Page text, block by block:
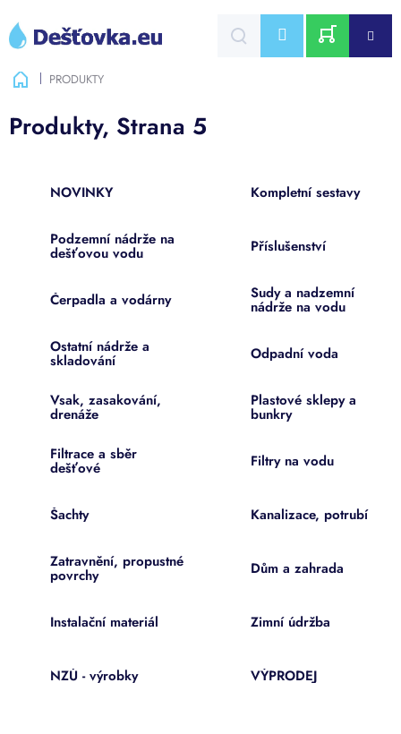
obsah
CZK
NÁKUPNÍ
DomůPRODUKTY
Produkty, Strana 5
NOVINKY Kompletní sestavy
Podzemní nádrže na
dešťovou vodu Příslušenství
Čerpadla a vodárny Sudy a nadzemní
nádrže na vodu
Ostatní nádrže a
skladování Odpadní voda
Vsak, zasakování,
drenáže
Plastové sklepy a
bunkry
Filtrace a sběr
dešťové Filtry na vodu
Šachty Kanalizace, potrubí
Zatravnění, propustné
povrchy Dům a zahrada
Instalační materiál Zimní údržba
NZÚ - výrobky VÝPRODEJ